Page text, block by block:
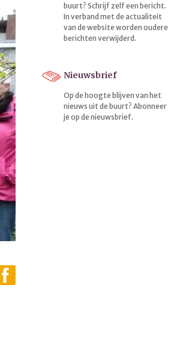
buurt? Schrijf zelf een bericht.
In verband met de actualiteit
van de website worden oudere
berichten verwijderd.
Nieuwsbrief
Op de hoogte blijven van het
nieuws uit de buurt? Abonneer
je op de nieuwsbrief.